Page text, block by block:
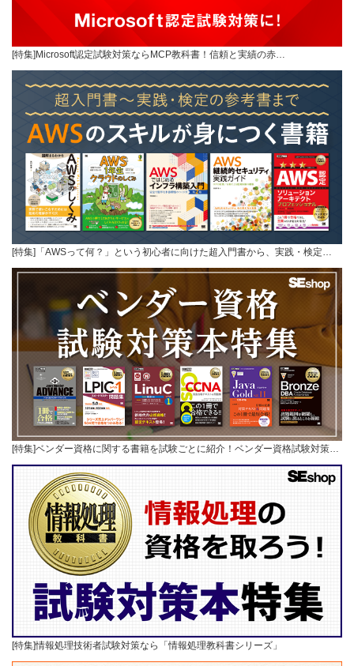
[特集]Microsoft認定試験対策ならMCP教科書！信頼と実績の赤…
[特集]「AWSって何？」という初心者に向けた超入門書から、実践・検定…
[特集]ベンダー資格に関する書籍を試験ごとに紹介！ベンダー資格試験対策…
[特集]情報処理技術者試験対策なら「情報処理教科書シリーズ」